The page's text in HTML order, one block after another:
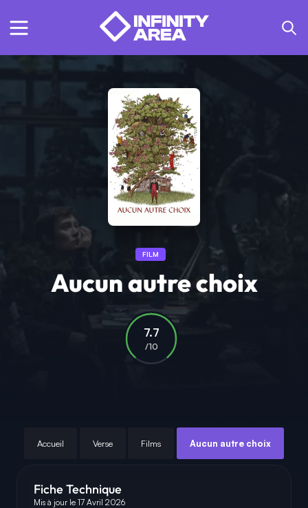
FILM
Aucun autre choix
7.7
/10
Accueil Verse Films Aucun autre choix
Fiche Technique
Mis à jour le 17 Avril 2026